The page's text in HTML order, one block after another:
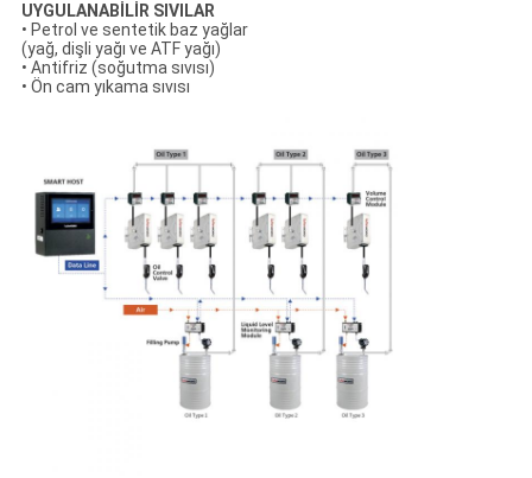
UYGULANABİLİR SIVILAR
• Petrol ve sentetik baz yağlar
(yağ, dişli yağı ve ATF yağı)
• Antifriz (soğutma sıvısı)
• Ön cam yıkama sıvısı